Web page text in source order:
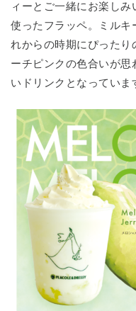
ィーとご一緒にお楽し
使ったフラッペ。ミルキ
れからの時期にぴった
ーチピンクの色合いが
いドリンクとなっていま